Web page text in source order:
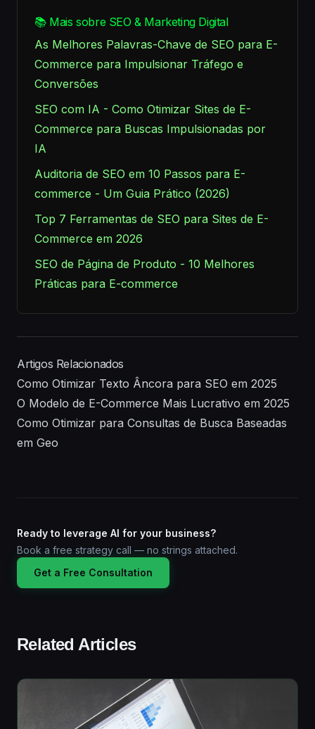
📚 Mais sobre SEO & Marketing Digital
As Melhores Palavras-Chave de SEO para E-
Commerce para Impulsionar Tráfego e
Conversões
SEO com IA - Como Otimizar Sites de E-
Commerce para Buscas Impulsionadas por
IA
Auditoria de SEO em 10 Passos para E-
commerce - Um Guia Prático (2026)
Top 7 Ferramentas de SEO para Sites de E-
Commerce em 2026
SEO de Página de Produto - 10 Melhores
Práticas para E-commerce
Artigos Relacionados
Como Otimizar Texto Âncora para SEO em 2025
O Modelo de E-Commerce Mais Lucrativo em 2025
Como Otimizar para Consultas de Busca Baseadas
em Geo
Ready to leverage AI for your business?
Book a free strategy call — no strings attached.
Get a Free Consultation
Related Articles